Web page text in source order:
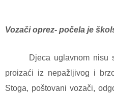
Vozači oprez- počela je
Djeca uglavnom nisu
proizaći iz nepažljivog i
Stoga, poštovani vozači,